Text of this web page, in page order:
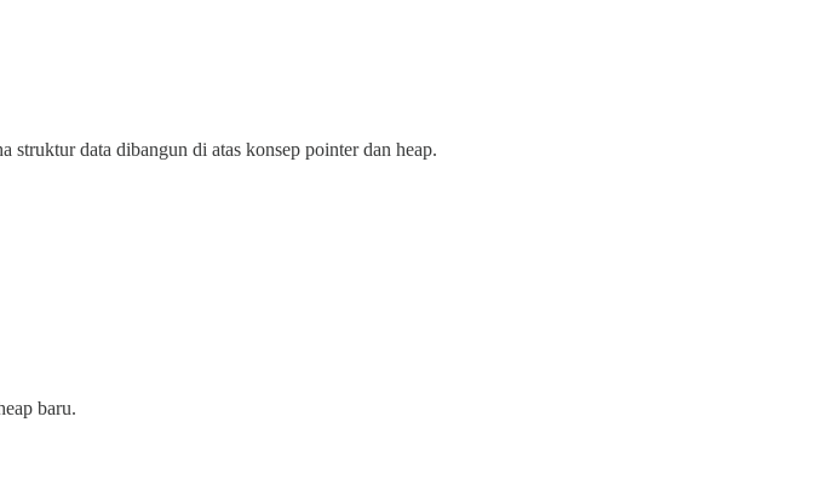
struktur data dibangun di atas konsep pointer dan heap.
baru.